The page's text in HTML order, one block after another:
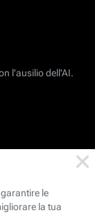
l'ausilio dell'AI.